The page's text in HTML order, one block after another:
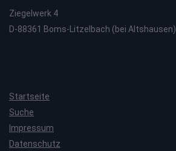
Ziegelwerk 4
D-88361 Boms-Litzelbach (bei Altshausen)
Startseite
Suche
Impressum
Datenschutz